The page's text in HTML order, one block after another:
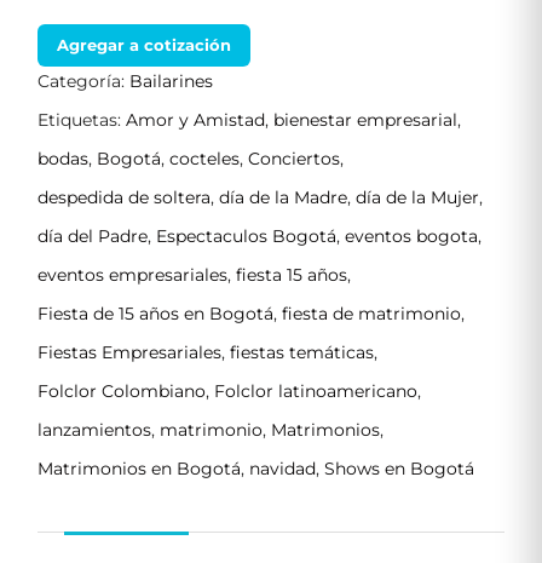
Agregar a cotización
Categoría: Bailarines
Etiquetas: Amor y Amistad, bienestar empresarial,
bodas, Bogotá, cocteles, Conciertos,
despedida de soltera, día de la Madre, día de la Mujer,
día del Padre, Espectaculos Bogotá, eventos bogota,
eventos empresariales, fiesta 15 años,
Fiesta de 15 años en Bogotá, fiesta de matrimonio,
Fiestas Empresariales, fiestas temáticas,
Folclor Colombiano, Folclor latinoamericano,
lanzamientos, matrimonio, Matrimonios,
Matrimonios en Bogotá, navidad, Shows en Bogotá